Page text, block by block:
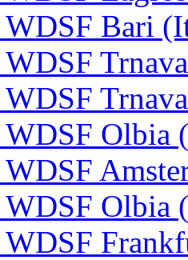
WDSF Bari
WDSF Olbia
WDSF Olbia